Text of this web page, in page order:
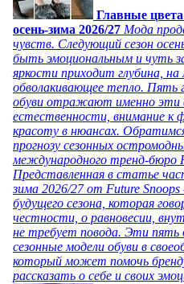
Главные цвета
осень-зима 2026/27 Мода
чувств. Следующий сезон
быть эмоциональным и чуть
яркости приходит глубина,
обволакивающее тепло. Пять
обуви отражают именно эти
естественности, внимание к
красоту в нюансах.
прогнозу сезонных
международного тренд-бюро
Представленная в статье
зима 2026/27 от Future
будущего сезона, которая
честности, о равновесии,
не требует повода. Эти
сезонные модели обуви в
который может помочь
рассказать о себе и своих